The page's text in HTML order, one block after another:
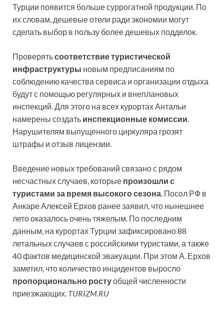
Турции появится больше суррогатной продукции. По
их словам, дешевые отели ради экономии могут
сделать выбор в пользу более дешевых подделок.
Проверятьсоответствие туристической
инфраструктуры новым предписаниям по
соблюдению качества сервиса и организации отдыха
будут с помощью регулярных и внеплановых
инспекций. Для этого на всех курортах Антальи
намерены создать инспекционные комиссии.
Нарушителям выпущенного циркуляра грозят
штрафы и отзыв лицензии.
Введение новых требований связано с рядом
несчастных случаев, которые произошли с
туристами за время высокого сезона. Посол РФ в
Анкаре Алексей Ерхов ранее заявил, что нынешнее
лето оказалось очень тяжелым. По последним
данным, на курортах Турции зафиксировано 88
летальных случаев с российскими туристами, а также
40 фактов медицинской эвакуации. При этом А. Ерхов
заметил, что количество инцидентов выросло
пропорционально ростуобщей численности
приезжающих. TURIZM.RU